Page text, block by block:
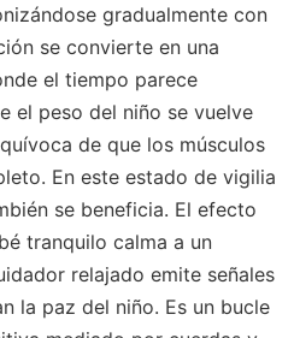
gradualmente con
se convierte en una
el tiempo parece
el peso del niño se vuelve
de que los músculos
En este estado de vigilia
se beneficia. El efecto
tranquilo calma a un
relajado emite señales
la paz del niño. Es un bucle